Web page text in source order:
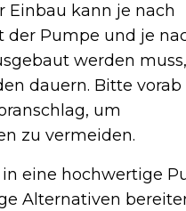
Einbau kann je nach
der Pumpe und je
werden muss,
dauern. Bitte vorab
um
zu vermeiden.
eine hochwertige
Alternativen